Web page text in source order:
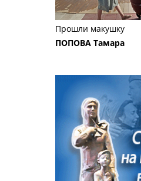
Прошли макушку
ПОПОВА Тамара